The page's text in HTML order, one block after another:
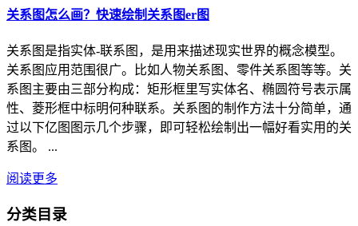
关系图怎么画？快速绘制关系图er图
关系图是指实体-联系图，是用来描述现实世界的概念模型。
关系图应用范围很广。比如人物关系图、零件关系图等等。关
系图主要由三部分构成：矩形框里写实体名、椭圆符号表示属
性、菱形框中标明何种联系。关系图的制作方法十分简单，通
过以下亿图图示几个步骤，即可轻松绘制出一幅好看实用的关
系图。 ...
阅读更多
分类目录